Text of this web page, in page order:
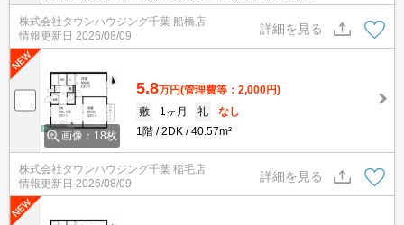
株式会社タウンハウジング千葉 船橋店
情報更新日 2026/08/09
詳細を見る
画像：18枚
5.8万円(管理費等：2,000円)
敷
1ヶ月 礼
なし
1階
2DK 40.57m²
株式会社タウンハウジング千葉 稲毛店
情報更新日 2026/08/09
詳細を見る